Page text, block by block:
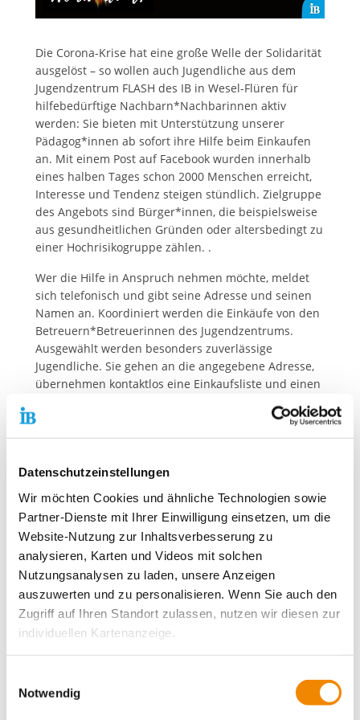
Datenschutzeinstellungen
Wir möchten Cookies und ähnliche Technologien sowie
Partner-Dienste mit Ihrer Einwilligung einsetzen, um die
Website-Nutzung zur Inhaltsverbesserung zu
analysieren, Karten und Videos mit solchen
Nutzungsanalysen zu laden, unsere Anzeigen
auszuwerten und zu personalisieren. Wenn Sie auch den
Zugriff auf Ihren Standort zulassen, nutzen wir diesen zur
individuellen Kartenanzeige.
unsere Partner Daten wie Ihre IP-Adresse und
verarbeiten diese zusammen mit Daten von anderen
Notwendig
Die Corona-Krise hat eine große Welle der Solidarität
ausgelöst – so wollen auch Jugendliche aus dem
Jugendzentrum FLASH des IB in Wesel-Flüren für
hilfebedürftige Nachbarn*Nachbarinnen aktiv
werden: Sie bieten mit Unterstützung unserer
Pädagog*innen ab sofort ihre Hilfe beim Einkaufen
an. Mit einem Post auf Facebook wurden innerhalb
eines halben Tages schon 2000 Menschen erreicht,
Interesse und Tendenz steigen stündlich. Zielgruppe
des Angebots sind Bürger*innen, die beispielsweise
aus gesundheitlichen Gründen oder altersbedingt zu
einer Hochrisikogruppe zählen. .
Wer die Hilfe in Anspruch nehmen möchte, meldet
sich telefonisch und gibt seine Adresse und seinen
Namen an. Koordiniert werden die Einkäufe von den
Betreuern*Betreuerinnen des Jugendzentrums.
Ausgewählt werden besonders zuverlässige
Jugendliche. Sie gehen an die angegebene Adresse,
übernehmen kontaktlos eine Einkaufsliste und einen
Umschlag mit Geld und übergeben dann hinterher
die Einkäufe, eine Quittung und das Restgeld -
selbstverständlich ebenfalls kontaktlos.
Mehr Infos zum Jugendzentrum FLASH finden Sie
Kontaktdaten unseres Presseteams
Dirk Altbürger
Pressesprecher
Telefon:+49 69 94545-107
E-Mail schreiben
Matthias Schwerdtfeger
Telefon: